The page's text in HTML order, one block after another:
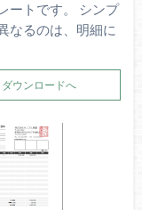
ートです。 シンプ
なるのは、明細に
ダウンロードへ